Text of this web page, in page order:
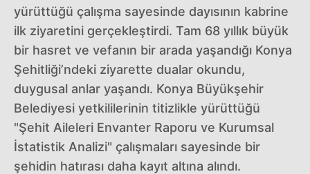
yürüttüğü çalışma sayesinde dayısının kabrine
ilk ziyaretini gerçekleştirdi. Tam 68 yıllık büyük
bir hasret ve vefanın bir arada yaşandığı Konya
Şehitliği’ndeki ziyarette dualar okundu,
duygusal anlar yaşandı. Konya Büyükşehir
Belediyesi yetkililerinin titizlikle yürüttüğü
"Şehit Aileleri Envanter Raporu ve Kurumsal
İstatistik Analizi" çalışmaları sayesinde bir
şehidin hatırası daha kayıt altına alındı.